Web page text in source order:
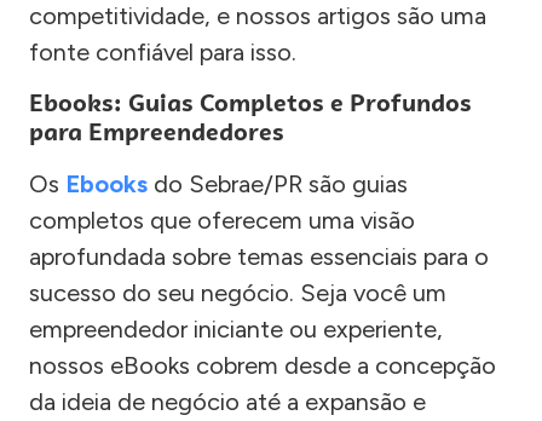
competitividade, e nossos artigos são uma
fonte confiável para isso.
Ebooks: Guias Completos e Profundos
para Empreendedores
Os Ebooks do Sebrae/PR são guias
completos que oferecem uma visão
aprofundada sobre temas essenciais para o
sucesso do seu negócio. Seja você um
empreendedor iniciante ou experiente,
nossos eBooks cobrem desde a concepção
da ideia de negócio até a expansão e